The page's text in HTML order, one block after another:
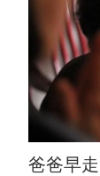
爸爸早